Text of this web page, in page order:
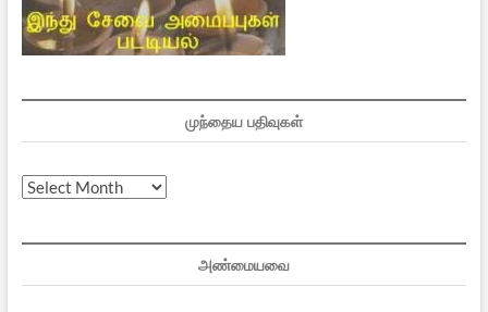
முந்தைய பதிவுகள்
முந்தைய
அண்மையவை